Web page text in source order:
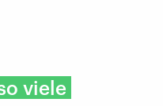
viele